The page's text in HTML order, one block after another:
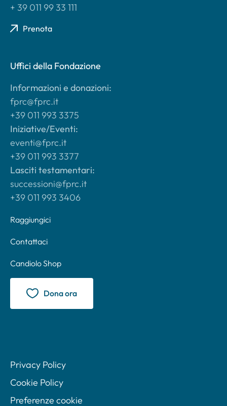
+ 39 011 99 33 111
Prenota
Uffici della Fondazione
Informazioni e donazioni:
fprc@fprc.it
+39 011 993 3375
Iniziative/Eventi:
eventi@fprc.it
+39 011 993 3377
Lasciti testamentari:
successioni@fprc.it
+39 011 993 3406
Raggiungici
Contattaci
Candiolo Shop
Dona ora
Privacy Policy
Cookie Policy
Preferenze cookie